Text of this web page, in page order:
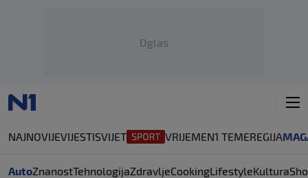
Oglas
NAJNOVIJEVIJESTISVIJET VRIJEMEN1 TEMEREGIJA
AutoZnanostTehnologijaZdravljeCookingLifestyleKultura